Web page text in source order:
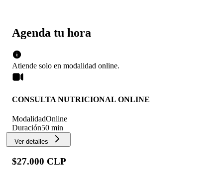
Agenda tu hora
Atiende solo en modalidad online.
CONSULTA NUTRICIONAL ONLINE
ModalidadOnline
Duración50 min
Ver detalles
$27.000 CLP